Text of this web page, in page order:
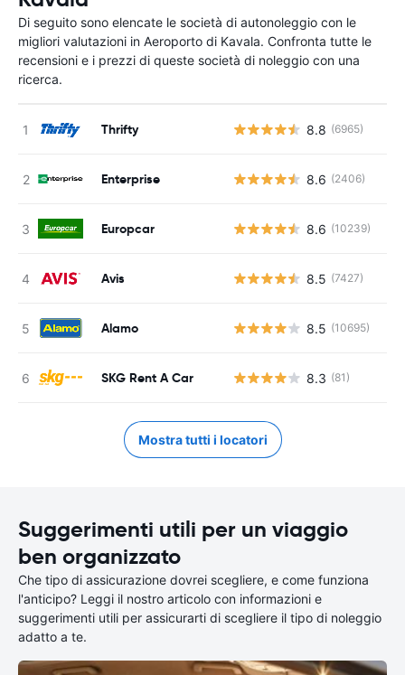
Di seguito sono elencate le società di autonoleggio con le
migliori valutazioni in Aeroporto di Kavala. Confronta tutte le
recensioni e i prezzi di queste società di noleggio con una
ricerca.
Thrifty 8.8 (6965)
Enterprise 8.6 (2406)
Europcar 8.6 (10239)
Avis 8.5 (7427)
Alamo 8.5 (10695)
SKG Rent A Car 8.3 (81)
Mostra tutti i locatori
Suggerimenti utili per un viaggio
ben organizzato
Che tipo di assicurazione dovrei scegliere, e come funziona
l'anticipo? Leggi il nostro articolo con informazioni e
suggerimenti utili per assicurarti di scegliere il tipo di noleggio
adatto a te.